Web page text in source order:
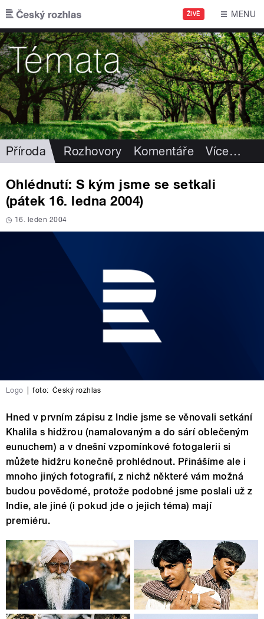
Přejít k hlavnímu obsahu
ŽIVĚ MENU
Příroda Rozhovory Komentáře Více…
Ohlédnutí: S kým jsme se setkali
(pátek 16. ledna 2004)
16. leden 2004
Logo foto: Český rozhlas
Hned v prvním zápisu z Indie jsme se věnovali setkání
Khalila s hidžrou (namalovaným a do sárí oblečeným
eunuchem) a v dnešní vzpomínkové fotogalerii si
můžete hidžru konečně prohlédnout. Přinášíme ale i
mnoho jiných fotografií, z nichž některé vám možná
budou povědomé, protože podobné jsme poslali už z
Indie, ale jiné (i pokud jde o jejich téma) mají
premiéru.